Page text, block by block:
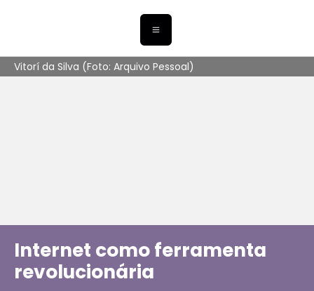
Vitorí da Silva (Foto: Arquivo Pessoal)
Internet como ferramenta
revolucionária